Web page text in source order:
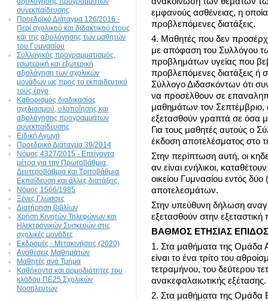
συνεκπαίδευσης
Προεδρικό Διάταγμα 126/2016 -
Περί σχολικού και διδακτικού έτους
και της αξιολόγησης των μαθητών
του Γυμνασίου
Συλλογικός προγραμματισμός,
εσωτερική και εξωτερική
αξιολόγηση των σχολικών
μονάδων ως προς το εκπαιδευτικό
τους έργο
Καθορισμός διαδικασίας
σχεδιασμού, υλοποίησης και
αξιολόγησης προγραμμάτων
συνεκπαίδευσης
Ειδική Αγωγή
Προεδρικό Διάταγμα 39/2014
Νόμος 4327/2015 - Επείγοντα
μέτρα για την Πρωτοβάθμια,
Δευτεροβάθμια και Τριτοβάθμια
Εκπαίδευση και άλλες διατάξεις.
Νόμος 1566/1985
Ξένες Γλώσσες
Διατήρηση βιβλίων
Χρήση Κινητών Τηλεφώνων και
Ηλεκτρονικών Συσκευών στις
σχολικές μονάδες
Εκδρομές - Μετακινήσεις (2020)
Αναθέσεις Μαθημάτων
Μαθητές ανά Τμήμα
Καθήκοντα και αρμοδιότητες του
κλάδου ΠΕ25 Σχολικών
Νοσηλευτών
εμφανούς ασθένειας, η
προβλεπόμενες διατάξεις.
4. Μαθητές που δεν
με απόφαση του Συλλόγου
προβλημάτων υγείας που
προβλεπόμενες διατάξεις ή
Σύλλογο Διδασκόντων ότι
να προσέλθουν σε
μαθημάτων τον Σεπτέμβριο,
εξετασθούν γραπτά σε όσα
Για τους μαθητές αυτούς ο
έκδοση αποτελέσματος στο
Στην περίπτωση αυτή, οι
αν είναι ενήλικοι,
οικείου Γυμνασίου εντός
αποτελεσμάτων.
Στην υπεύθυνη δήλωση
εξετασθούν στην εξεταστική
ΒΑΘΜΟΣ ΕΤΗΣΙΑΣ
1. Στα μαθήματα της Ομάδα
είναι το ένα τρίτο του
τετραμήνου, του δεύτερου
ανακεφαλαιωτικής εξέτασης.
2. Στα μαθήματα της Ομάδα